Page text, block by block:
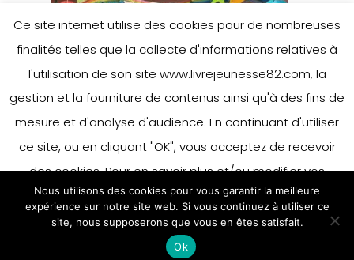
Ce site internet utilise des cookies pour de nombreuses
finalités telles que la collecte d'informations relatives à
l'utilisation de son site www.livrejeunesse82.com, la
gestion et la fourniture de contenus ainsi qu'à des fins de
mesure et d'analyse d'audience. En continuant d'utiliser
ce site, ou en cliquant "OK", vous acceptez de recevoir
des cookies. Pour en savoir plus et/ou modifier vos
préférences en matière de cookies, merci de vous référer
à notre politique sur les cookies.
Accepter
En savoir plus
Nous utilisons des cookies pour vous garantir la meilleure
expérience sur notre site web. Si vous continuez à utiliser ce
site, nous supposerons que vous en êtes satisfait.
Ok